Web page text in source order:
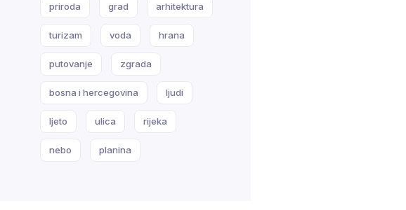
priroda grad arhitektura
turizam voda hrana
putovanje zgrada
bosna i hercegovina ljudi
ljeto ulica rijeka
nebo planina